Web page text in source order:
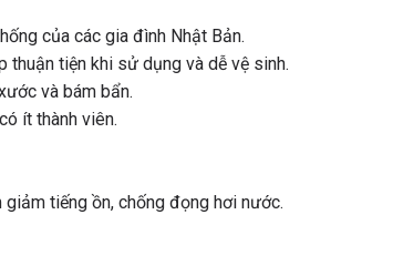
của các gia đình Nhật Bản.
tiện khi sử dụng và dễ vệ sinh.
và bám bẩn.
ít thành viên.
tiếng ồn, chống đọng hơi nước.